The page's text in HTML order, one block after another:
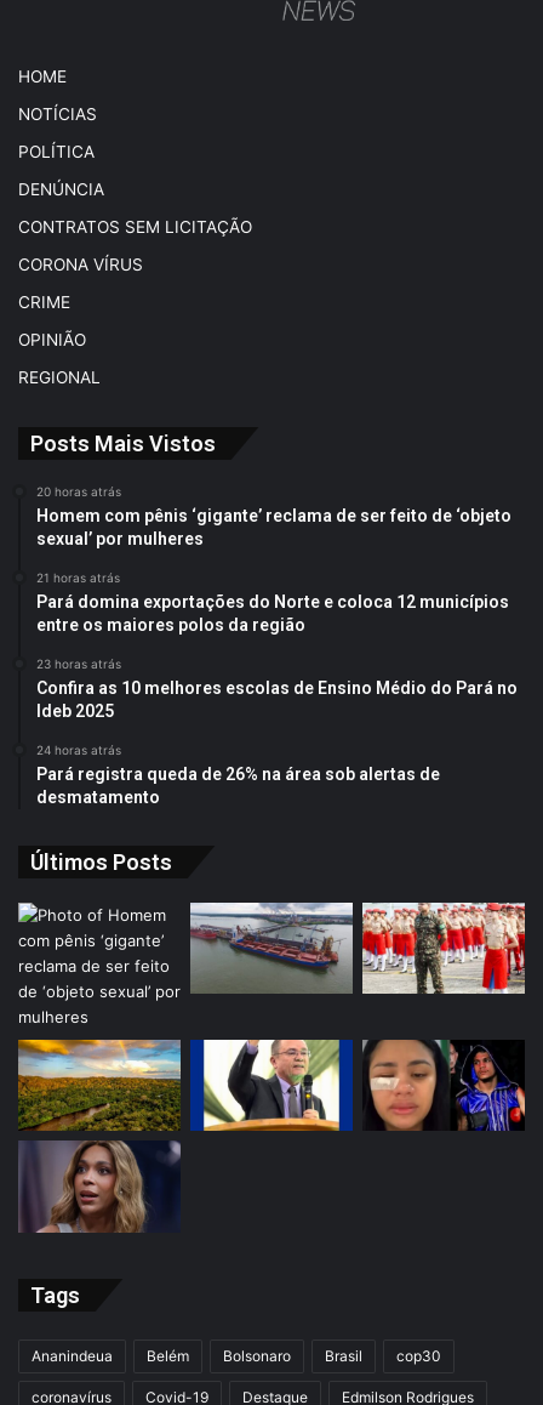
HOME
NOTÍCIAS
POLÍTICA
DENÚNCIA
CONTRATOS SEM LICITAÇÃO
CORONA VÍRUS
CRIME
OPINIÃO
REGIONAL
Posts Mais Vistos
20 horas atrás
Homem com pênis ‘gigante’ reclama de ser feito de ‘objeto
sexual’ por mulheres
21 horas atrás
Pará domina exportações do Norte e coloca 12 municípios
entre os maiores polos da região
23 horas atrás
Confira as 10 melhores escolas de Ensino Médio do Pará no
Ideb 2025
24 horas atrás
Pará registra queda de 26% na área sob alertas de
desmatamento
Últimos Posts
Tags
Ananindeua Belém Bolsonaro Brasil cop30
coronavírus Covid-19 Destaque Edmilson Rodrigues